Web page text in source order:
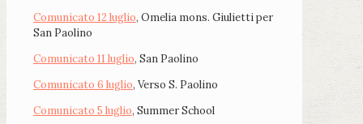
Comunicato 12 luglio, Omelia mons. Giulietti per
San Paolino
Comunicato 11 luglio, San Paolino
Comunicato 6 luglio, Verso S. Paolino
Comunicato 5 luglio, Summer School